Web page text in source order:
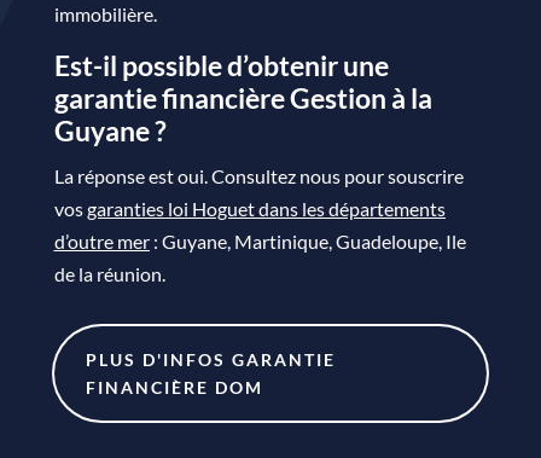
immobilière.
Est-il possible d’obtenir une
garantie financière Gestion à la
Guyane ?
La réponse est oui. Consultez nous pour souscrire
vosgaranties loi Hoguet dans les départements
d’outre mer: Guyane, Martinique, Guadeloupe, Ile
de la réunion.
PLUS D'INFOS GARANTIE
FINANCIÈRE DOM